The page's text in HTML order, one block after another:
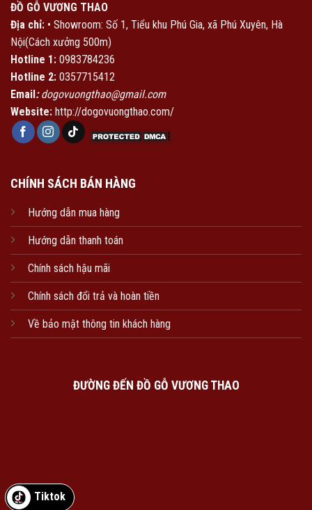
ĐỒ GỖ VƯƠNG THAO
Địa chỉ: • Showroom: Số 1, Tiểu khu Phú Gia, xã Phú Xuyên, Hà
Nội(Cách xưởng 500m)
Hotline 1: 0983784236
Hotline 2: 0357715412
Email :dogovuongthao@gmail.com
Website: http://dogovuongthao.com/
CHÍNH SÁCH BÁN HÀNG
Hướng dẫn mua hàng
Hướng dẫn thanh toán
Chính sách hậu mãi
Chính sách đổi trả và hoàn tiền
Về bảo mật thông tin khách hàng
ĐƯỜNG ĐẾN ĐỒ GỖ VƯƠNG THAO
Tiktok